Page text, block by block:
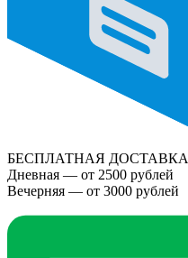
БЕСПЛАТНАЯ ДОСТАВКА
Дневная — от 2500 рублей
Вечерняя — от 3000 рублей